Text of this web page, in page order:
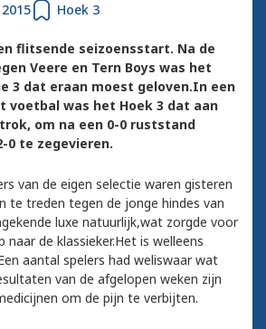
Hoek 3
flitsende seizoensstart. Na de
Veere en Tern Boys was het
3 dat eraan moest geloven.In een
voetbal was het Hoek 3 dat aan
om na een 0-0 ruststand
0 te zegevieren.
van de eigen selectie waren gisteren
te treden tegen de jonge hindes van
luxe natuurlijk,wat zorgde voor
naar de klassieker.Het is welleens
aantal spelers had weliswaar wat
van de afgelopen weken zijn
om de pijn te verbijten.